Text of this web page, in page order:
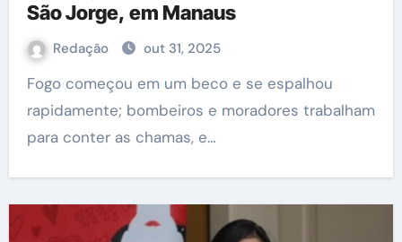
São Jorge, em Manaus
Redação out 31, 2025
Fogo começou em um beco e se espalhou
rapidamente; bombeiros e moradores trabalham
para conter as chamas, e…